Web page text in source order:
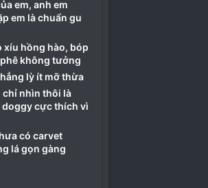
em, anh em
em là chuẩn gu
xíu hồng hào, bóp
không tưởng
lỳ ít mỡ thừa
chỉ nhìn thôi là
cực thích vì
có carvet
lá gọn gàng